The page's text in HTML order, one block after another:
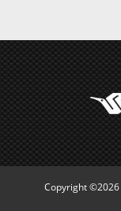
Copyright ©2026